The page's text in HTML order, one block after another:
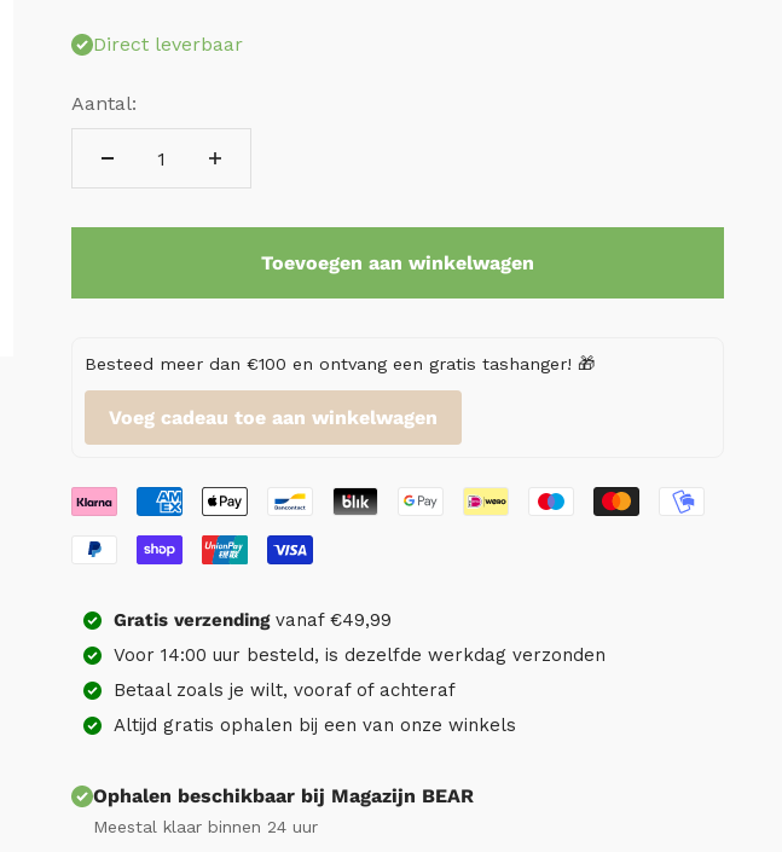
Direct leverbaar
Aantal:
Toevoegen aan winkelwagen
Besteed meer dan €100 en ontvang een gratis tashanger! 🎁
Voeg cadeau toe aan winkelwagen
Gratis verzendingvanaf €49,99
Voor 14:00 uur besteld, is dezelfde werkdag verzonden
Betaal zoals je wilt, vooraf of achteraf
Altijd gratis ophalen bij een van onze winkels
Ophalen beschikbaar bij Magazijn BEAR
Meestal klaar binnen 24 uur